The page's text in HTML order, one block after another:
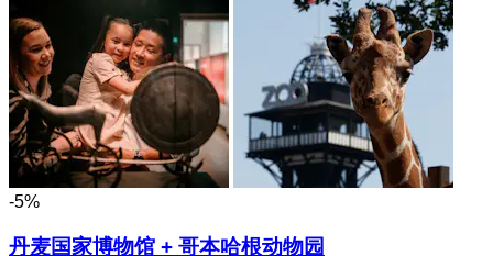
-5%
丹麦国家博物馆 + 哥本哈根动物园